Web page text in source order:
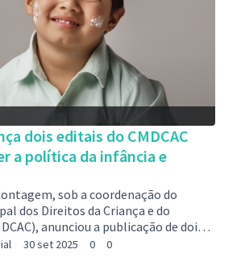
dois editais do CMDCAC
a política da infância e
sob a coordenação do
dos Direitos da Criança e do
anunciou a publicação de dois
que reforçam a gestão
30 set 2025 0 0